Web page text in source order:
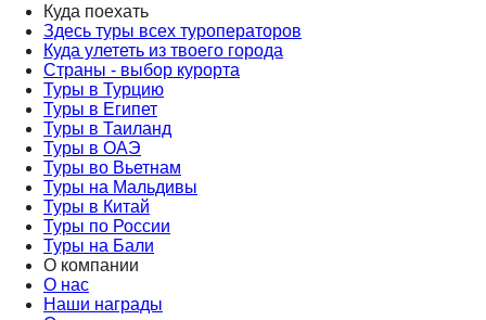
Куда поехать
Здесь туры всех туроператоров
Куда улететь из твоего города
Страны - выбор курорта
Туры в Турцию
Туры в Египет
Туры в Таиланд
Туры в ОАЭ
Туры во Вьетнам
Туры на Мальдивы
Туры в Китай
Туры по России
Туры на Бали
О компании
О нас
Наши награды